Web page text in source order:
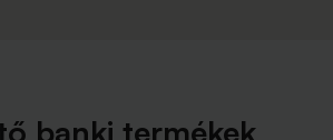
banki termékek